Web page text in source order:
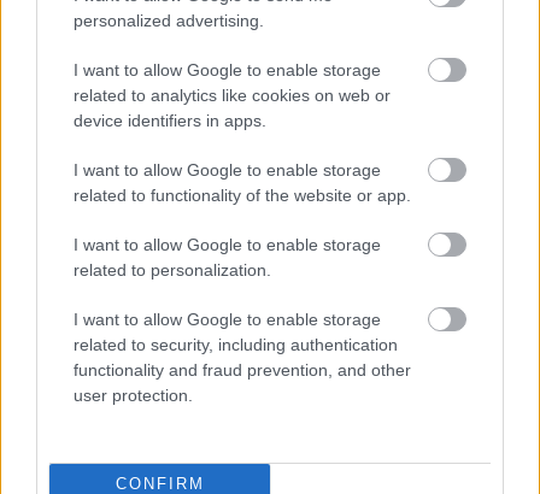
personalized advertising.
I want to allow Google to enable storage
related to analytics like cookies on web or
device identifiers in apps.
I want to allow Google to enable storage
related to functionality of the website or app.
I want to allow Google to enable storage
related to personalization.
I want to allow Google to enable storage
related to security, including authentication
functionality and fraud prevention, and other
user protection.
CONFIRM
A NAPOKBAN BEFEJEZŐDIK A GYŐRI
DÍSZKIVILÁGÍTÁS LEKAPCSOLÁSA
A város 77 helyszínén zajlik a munkavégzés, a Győr Projekt
kezelésében lévő épületek egy részét is érinti az intézkedés.
Szólj hozzá!